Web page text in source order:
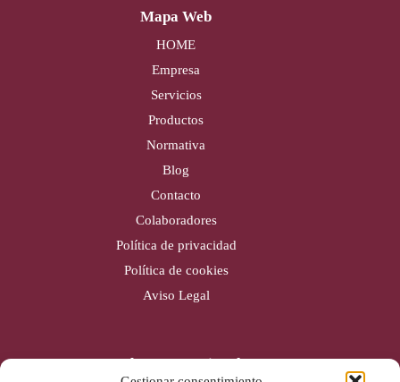
Mapa Web
HOME
Empresa
Servicios
Productos
Normativa
Blog
Contacto
Colaboradores
Política de privacidad
Política de cookies
Aviso Legal
Cobertura nacional